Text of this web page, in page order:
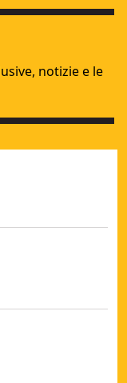
notizie e le